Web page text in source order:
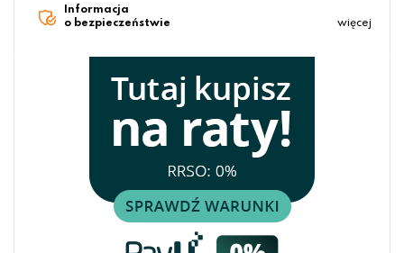
Informacja
o bezpieczeństwie
więcej